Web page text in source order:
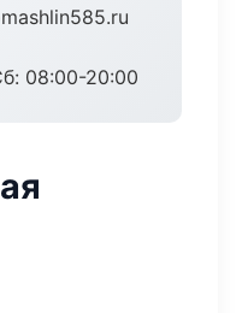
08:00-20:00